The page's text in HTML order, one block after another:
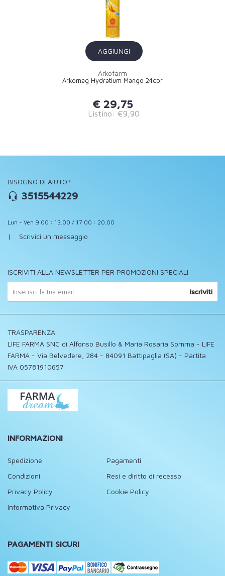
AGGIUNGI
Arkofarm
Arkomag Hydratium Mango 24cpr
€ 29,75
Listino: €9,90
BISOGNO DI AIUTO?
3515544229
Lun - Ven 9.00 : 13.00 / 17.00 : 20.00
| Scrivici un messaggio
ISCRIVITI ALLA NEWSLETTER PER PROMOZIONI SPECIALI
Iscriviti
TRASPARENZA
LIFE FARMA SNC di Alfonso Busillo & Maria Rosaria Somma - LIFE
FARMA - Via Belvedere, 284 - 84091 Battipaglia (SA) - Partita
IVA 05781910657
INFORMAZIONI
Spedizione
Pagamenti
Condizioni
Resi e diritto di recesso
Privacy Policy
Cookie Policy
Informativa Privacy
PAGAMENTI SICURI